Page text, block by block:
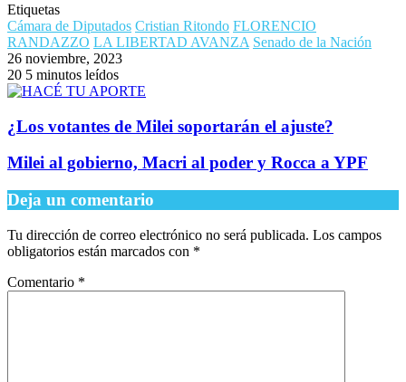
Etiquetas
Cámara de Diputados Cristian Ritondo FLORENCIO
RANDAZZO LA LIBERTAD AVANZA Senado de la Nación
26 noviembre, 2023
20 5 minutos leídos
¿Los votantes de Milei soportarán el ajuste?
Milei al gobierno, Macri al poder y Rocca a YPF
Deja un comentario
Tu dirección de correo electrónico no será publicada. Los campos
obligatorios están marcados con *
Comentario *